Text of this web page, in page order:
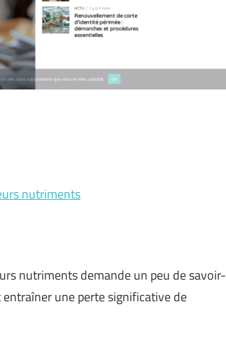
nutriments
nutriments demande un peu de savoir-
une perte significative de